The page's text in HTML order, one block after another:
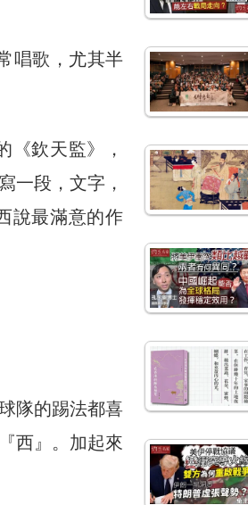
唱歌，尤其半
《欽天監》，
一段，文字，
說最滿意的作
隊的踢法都喜
西』。加起來